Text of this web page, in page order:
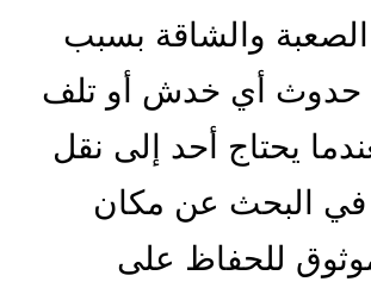
والشاقة بسبب
حدوث أي خدش أو تلف
يحتاج أحد إلى نقل
في البحث عن مكان
للحفاظ على